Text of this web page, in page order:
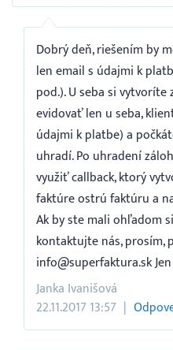
Dobrý deň, riešením by
len email s údajmi k
pod.). U seba si
evidovať len u seba,
údajmi k platbe) a
uhradí. Po uhradení
využiť callback, ktorý
faktúre ostrú faktúru a
Ak by ste mali ohľadom
kontaktujte nás, prosím,
info@superfaktura.sk
Janka Ivanišová
22.11.2017 13:57